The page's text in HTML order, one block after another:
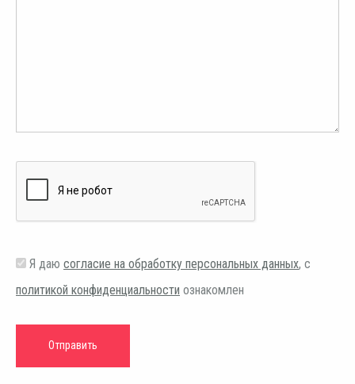
Я даю согласие на обработку персональных данных, с
политикой конфиденциальности ознакомлен